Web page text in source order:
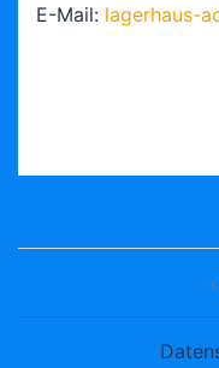
E-Mail: lagerhaus-